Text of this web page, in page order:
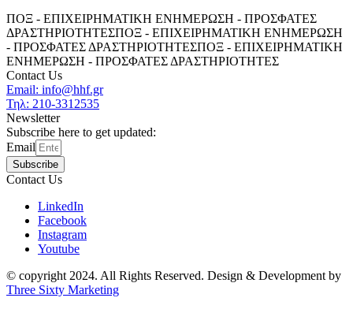
ΠΟΞ - ΕΠΙΧΕΙΡΗΜΑΤΙΚΗ ΕΝΗΜΕΡΩΣΗ - ΠΡΟΣΦΑΤΕΣ
ΔΡΑΣΤΗΡΙΟΤΗΤΕΣΠΟΞ - ΕΠΙΧΕΙΡΗΜΑΤΙΚΗ ΕΝΗΜΕΡΩΣΗ
- ΠΡΟΣΦΑΤΕΣ ΔΡΑΣΤΗΡΙΟΤΗΤΕΣΠΟΞ - ΕΠΙΧΕΙΡΗΜΑΤΙΚΗ
ΕΝΗΜΕΡΩΣΗ - ΠΡΟΣΦΑΤΕΣ ΔΡΑΣΤΗΡΙΟΤΗΤΕΣ
Contact Us
Email: info@hhf.gr
Τηλ: 210-3312535
Newsletter
Subscribe here to get updated:
Email
Subscribe
Contact Us
LinkedIn
Facebook
Instagram
Youtube
© copyright 2024. All Rights Reserved. Design & Development by
Three Sixty Marketing